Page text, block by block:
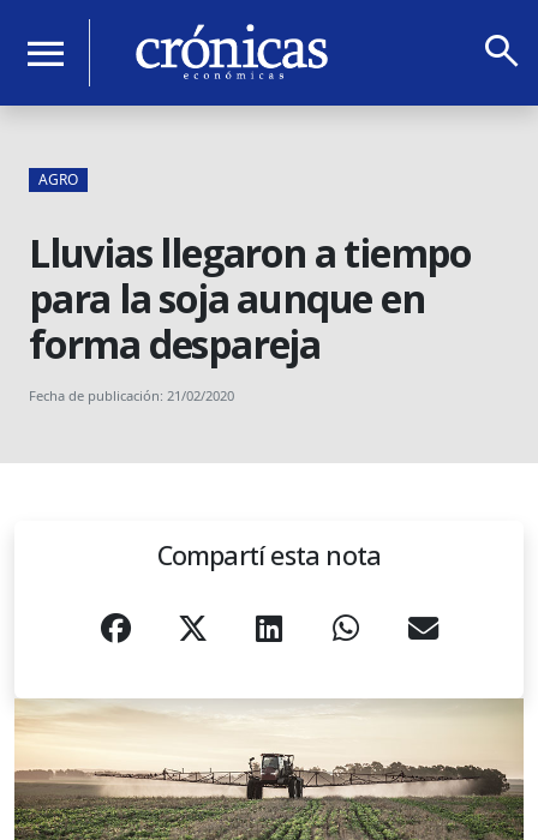
menu search
AGRO
Lluvias llegaron a tiempo
para la soja aunque en
forma despareja
Fecha de publicación: 21/02/2020
Compartí esta nota